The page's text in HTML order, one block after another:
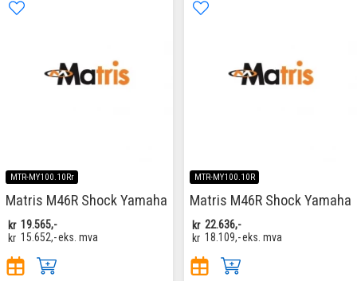
MTR-MY100.10Rr
Matris M46R Shock Yamaha
kr 19.565,-
kr 15.652,-eks. mva
MTR-MY100.10R
Matris M46R Shock Yamaha
kr 22.636,-
kr 18.109,-eks. mva